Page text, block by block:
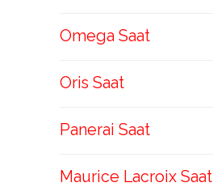
Omega Saat
Oris Saat
Panerai Saat
Maurice Lacroix Saat